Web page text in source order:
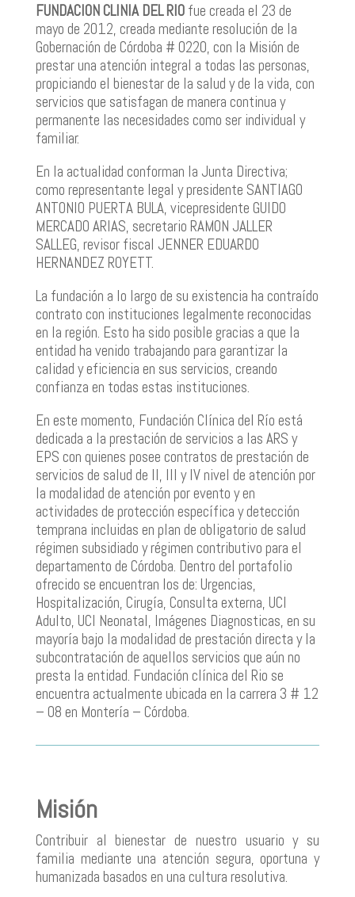
FUNDACION CLINIA DEL RIOfue creada el 23 de
mayo de 2012, creada mediante resolución de la
Gobernación de Córdoba # 0220, con la Misión de
prestar una atención integral a todas las personas,
propiciando el bienestar de la salud y de la vida, con
servicios que satisfagan de manera continua y
permanente las necesidades como ser individual y
familiar.
En la actualidad conforman la Junta Directiva;
como representante legal y presidente SANTIAGO
ANTONIO PUERTA BULA, vicepresidente GUIDO
MERCADO ARIAS, secretario RAMON JALLER
SALLEG, revisor fiscal JENNER EDUARDO
HERNANDEZ ROYETT.
La fundación a lo largo de su existencia ha contraído
contrato con instituciones legalmente reconocidas
en la región. Esto ha sido posible gracias a que la
entidad ha venido trabajando para garantizar la
calidad y eficiencia en sus servicios, creando
confianza en todas estas instituciones.
En este momento, Fundación Clínica del Río está
dedicada a la prestación de servicios a las ARS y
EPS con quienes posee contratos de prestación de
servicios de salud de II, III y IV nivel de atención por
la modalidad de atención por evento y en
actividades de protección específica y detección
temprana incluidas en plan de obligatorio de salud
régimen subsidiado y régimen contributivo para el
departamento de Córdoba. Dentro del portafolio
ofrecido se encuentran los de: Urgencias,
Hospitalización, Cirugía, Consulta externa, UCI
Adulto, UCI Neonatal, Imágenes Diagnosticas, en su
mayoría bajo la modalidad de prestación directa y la
subcontratación de aquellos servicios que aún no
presta la entidad. Fundación clínica del Rio se
encuentra actualmente ubicada en la carrera 3 # 12
– 08 en Montería – Córdoba.
Misión
Contribuir al bienestar de nuestro usuario y su
familia mediante una atención segura, oportuna y
humanizada basados en una cultura resolutiva.